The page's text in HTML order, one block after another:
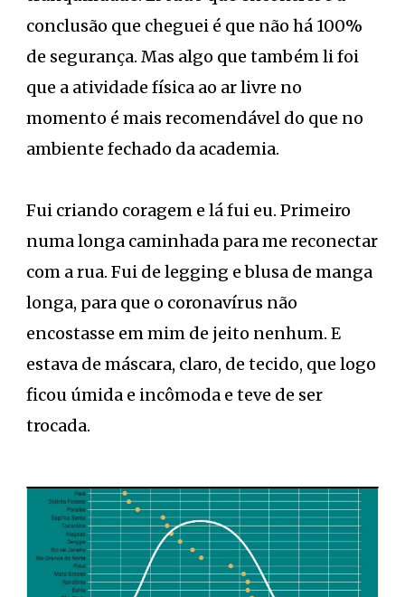
conclusão que cheguei é que não há 100%
de segurança. Mas algo que também li foi
que a atividade física ao ar livre no
momento é mais recomendável do que no
ambiente fechado da academia.
Fui criando coragem e lá fui eu. Primeiro
numa longa caminhada para me reconectar
com a rua. Fui de legging e blusa de manga
longa, para que o coronavírus não
encostasse em mim de jeito nenhum. E
estava de máscara, claro, de tecido, que logo
ficou úmida e incômoda e teve de ser
trocada.